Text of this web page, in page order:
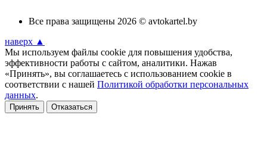
Все права защищены 2026 © avtokartel.by
наверх ▲
Мы используем файлы cookie для повышения удобства,
эффективности работы с сайтом, аналитики. Нажав
«Принять», вы соглашаетесь с использованием cookie в
соответствии с нашей Политикой обработки персональных
данных.
Принять Отказаться